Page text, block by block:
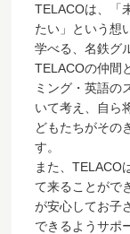
TELACOは、「
たい」という想
学べる、名鉄グ
TELACOの仲間
ミング・英語の
いて考え、自ら
どもたちがその
す。
また、TELACO
て来ることがで
が安心してお子
できるようサポ